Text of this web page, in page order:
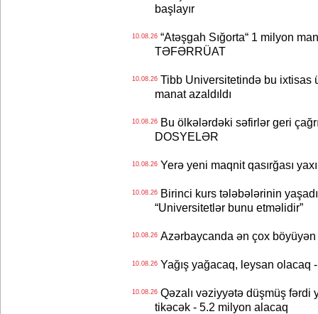
başlayır
10.08.26“Atəşgah Sığorta“ 1 milyon
TƏFƏRRÜAT
10.08.26Tibb Universitetində bu ixtisas
manat azaldıldı
10.08.26Bu ölkələrdəki səfirlər geri
DOSYELƏR
10.08.26Yerə yeni maqnit qasırğası
10.08.26Birinci kurs tələbələrinin
“Universitetlər bunu etməlidir”
10.08.26Azərbaycanda ən çox böyüyən
10.08.26Yağış yağacaq, leysan olacaq -
10.08.26Qəzalı vəziyyətə düşmüş fərdi
tikəcək - 5.2 milyon alacaq